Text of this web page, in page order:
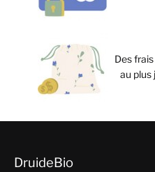
Des
au plus
DruideBio